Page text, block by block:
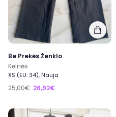
Be Prekės Ženklo
Kelnės
XS (EU: 34), Nauja
25,00€ 26,92€